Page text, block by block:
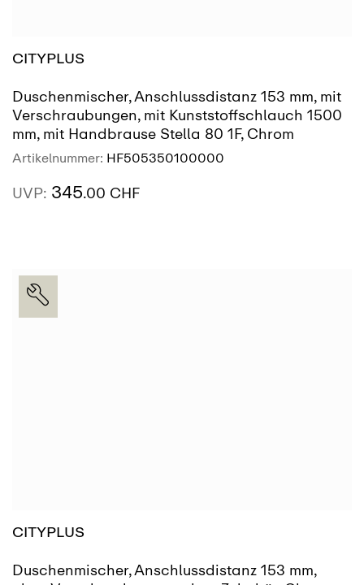
CITYPLUS
Duschenmischer, Anschlussdistanz 153 mm, mit
Verschraubungen, mit Kunststoffschlauch 1500
mm, mit Handbrause Stella 80 1F, Chrom
Artikelnummer: HF505350100000
UVP: 345.00 CHF
CITYPLUS
Duschenmischer, Anschlussdistanz 153 mm,